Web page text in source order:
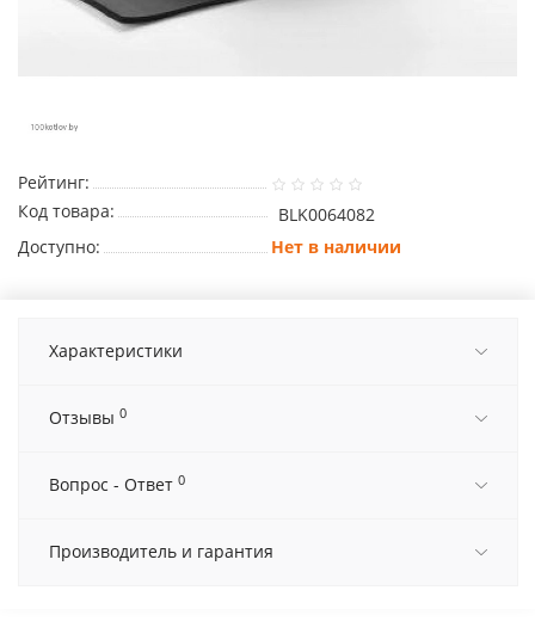
Рейтинг:
Код товара:
BLK0064082
Доступно:
Нет в наличии
Характеристики
Отзывы 0
Вопрос - Ответ 0
Производитель и гарантия